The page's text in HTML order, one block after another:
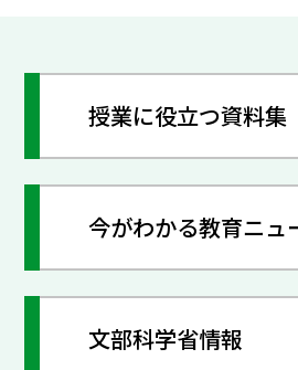
授業に役立つ資料集
今がわかる教育ニュ
文部科学省情報